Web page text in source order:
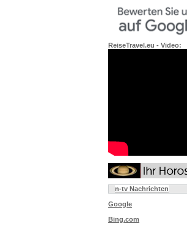
ReiseTravel.eu - Video:
n-tv Nachrichten
Google
Bing.com